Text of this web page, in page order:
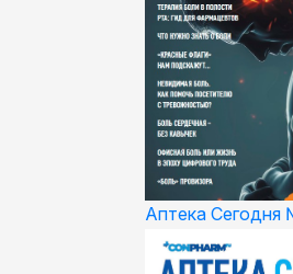
Аптека Сегодня